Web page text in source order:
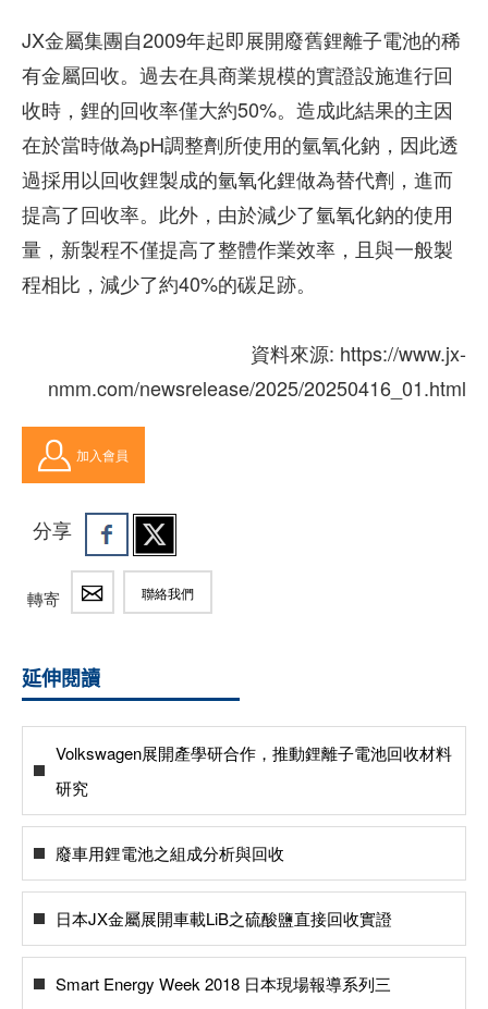
JX金屬集團自2009年起即展開廢舊鋰離子電池的稀
有金屬回收。過去在具商業規模的實證設施進行回
收時，鋰的回收率僅大約50%。造成此結果的主因
在於當時做為pH調整劑所使用的氫氧化鈉，因此透
過採用以回收鋰製成的氫氧化鋰做為替代劑，進而
提高了回收率。此外，由於減少了氫氧化鈉的使用
量，新製程不僅提高了整體作業效率，且與一般製
程相比，減少了約40%的碳足跡。
資料來源: https://www.jx-
nmm.com/newsrelease/2025/20250416_01.html
加入會員
分享
轉寄 聯絡我們
延伸閱讀
Volkswagen展開產學研合作，推動鋰離子電池回收材料
研究
廢車用鋰電池之組成分析與回收
日本JX金屬展開車載LiB之硫酸鹽直接回收實證
Smart Energy Week 2018 日本現場報導系列三